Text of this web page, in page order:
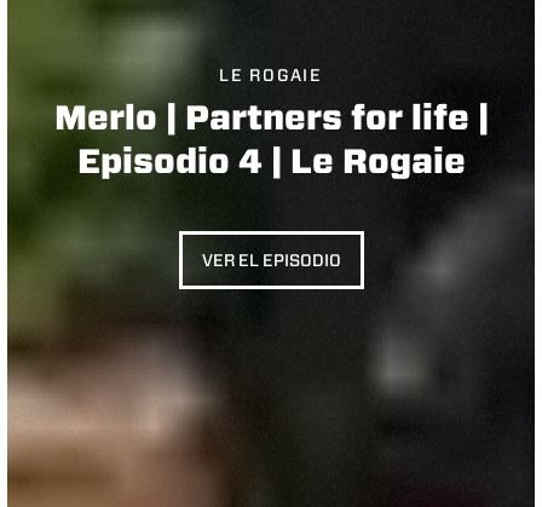
LE ROGAIE
Merlo | Partners for life |
Episodio 4 | Le Rogaie
VER EL EPISODIO